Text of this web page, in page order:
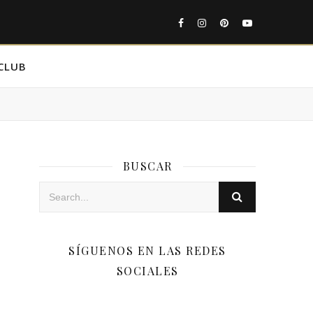
BUSCAR
SÍGUENOS EN LAS REDES
SOCIALES